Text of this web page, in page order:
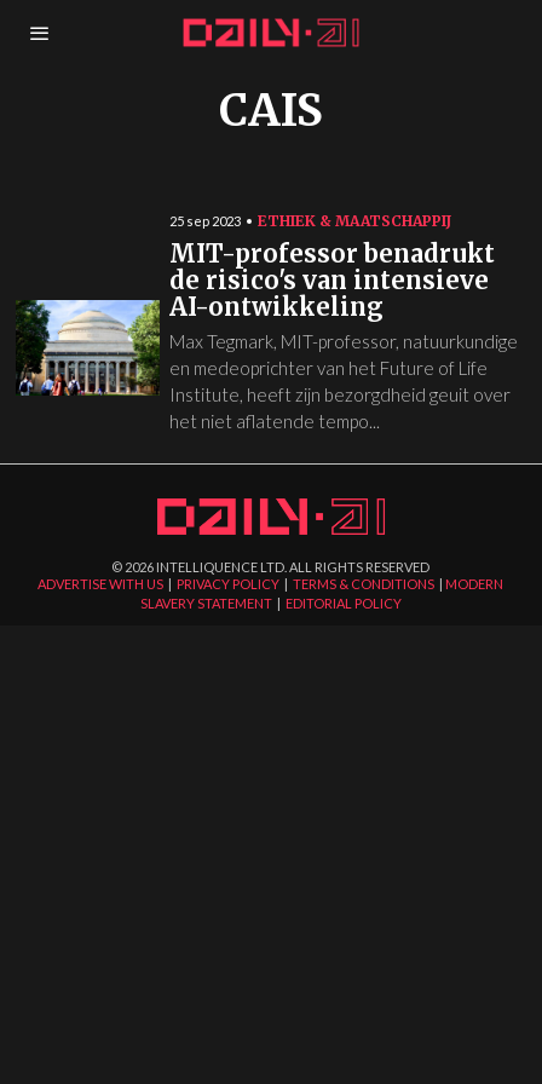
CAIS
25 sep 2023 ETHIEK & MAATSCHAPPIJ
MIT-professor benadrukt
de risico's van intensieve
AI-ontwikkeling
Max Tegmark, MIT-professor, natuurkundige
en medeoprichter van het Future of Life
Institute, heeft zijn bezorgdheid geuit over
het niet aflatende tempo...
© 2026 INTELLIQUENCE LTD. ALL RIGHTS RESERVED
ADVERTISE WITH US | PRIVACY POLICY |TERMS & CONDITIONS | MODERN
SLAVERY STATEMENT| EDITORIAL POLICY